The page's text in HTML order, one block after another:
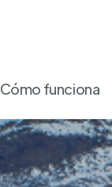
Cómo funciona